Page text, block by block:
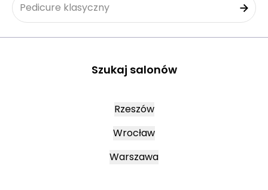
Pedicure klasyczny
Szukaj salonów
Rzeszów
Wrocław
Warszawa